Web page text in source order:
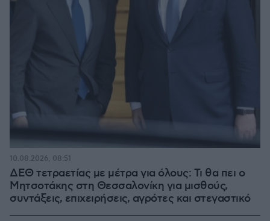
ΔΕΘ τετραετίας με μέτρα για όλους: Τι θα πει ο
Μητσοτάκης στη Θεσσαλονίκη για μισθούς,
συντάξεις, επιχειρήσεις, αγρότες και στεγαστικό
10.08.2026, 08:51